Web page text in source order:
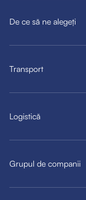
De ce să ne alegeți
Transport
Logistică
Grupul de companii